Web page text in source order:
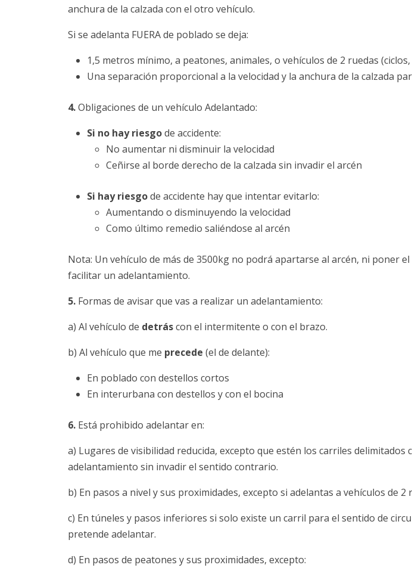
anchura de la calzada con el otro vehículo.
Si se adelanta FUERA de poblado se deja:
1,5 metros mínimo, a peatones, animales, o vehículos de 2 ruedas
Una separación proporcional a la velocidad y la anchura de la calzada
4.Obligaciones de un vehículo Adelantado:
Si no hay riesgode accidente:
No aumentar ni disminuir la velocidad
Ceñirse al borde derecho de la calzada sin invadir el arcén
Si hay riesgode accidente hay que intentar evitarlo:
Aumentando o disminuyendo la velocidad
Como último remedio saliéndose al arcén
Nota: Un vehículo de más de 3500kg no podrá apartarse al arcén, ni poner
facilitar un adelantamiento.
5. Formas de avisar que vas a realizar un adelantamiento:
a) Al vehículo de detráscon el intermitente o con el brazo.
b) Al vehículo que me precede (el de delante):
En poblado con destellos cortos
En interurbana con destellos y con el bocina
6. Está prohibido adelantar en:
a) Lugares de visibilidad reducida, excepto que estén los carriles delimitados
adelantamiento sin invadir el sentido contrario.
b) En pasos a nivel y sus proximidades, excepto si adelantas a vehículos de 2
c) En túneles y pasos inferiores si solo existe un carril para el sentido de
pretende adelantar.
d) En pasos de peatones y sus proximidades, excepto: